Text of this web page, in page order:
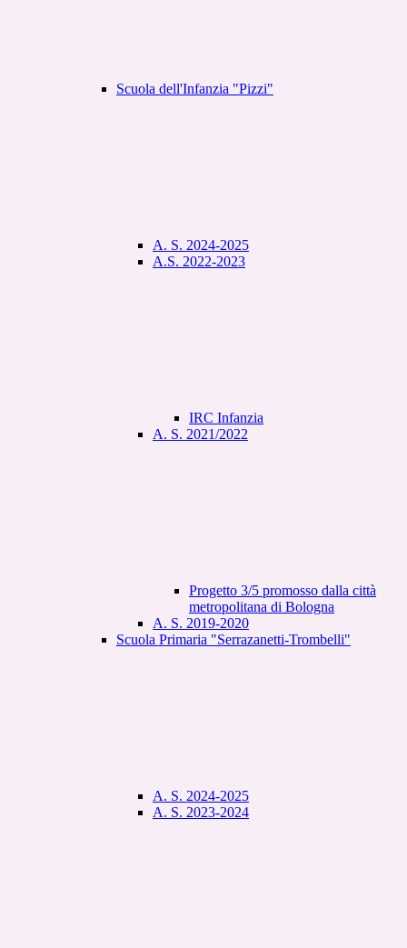
Scuola dell'Infanzia "Pizzi"
A. S. 2024-2025
A.S. 2022-2023
IRC Infanzia
A. S. 2021/2022
Progetto 3/5 promosso dalla città
metropolitana di Bologna
A. S. 2019-2020
Scuola Primaria "Serrazanetti-Trombelli"
A. S. 2024-2025
A. S. 2023-2024